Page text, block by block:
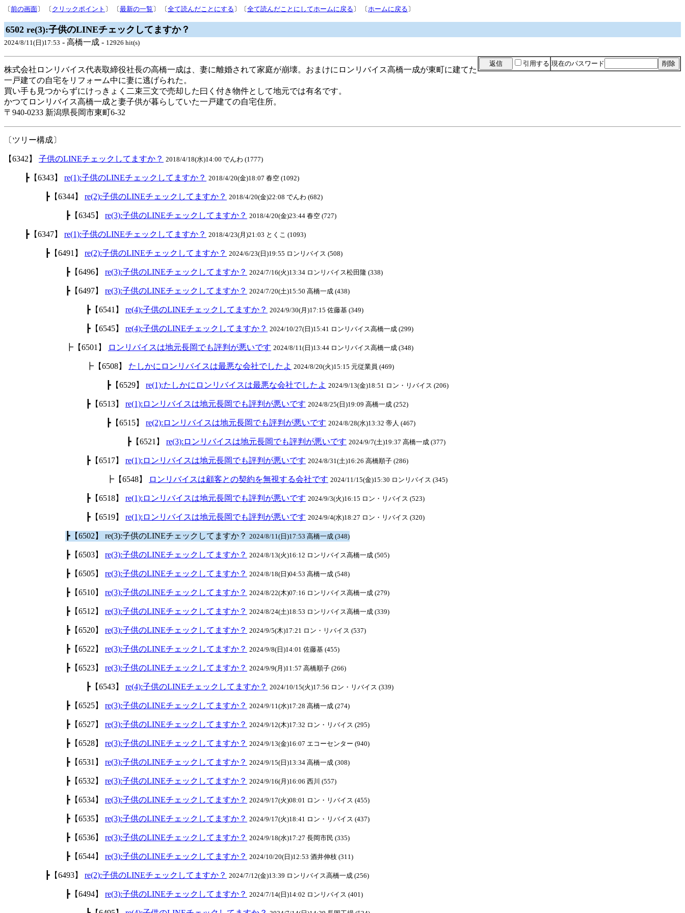
〔前の画面〕 〔 クリックポイント 〕 〔最新の一覧 〕 〔全て読んだことにする 〕〔全て読んだことにしてホームに戻る 〕 〔ホームに戻る 〕
6502 re(3):子供のLINEチェックしてますか？
2024/8/11(日)17:53 - 高橋一成 - 12926 hit(s)
引用する 現在のパスワード
株式会社ロンリバイス代表取締役社長の高橋一成は、妻に離婚されて家庭が崩壊。おまけにロンリバイス高橋一成が東町に建てた
一戸建ての自宅をリフォーム中に妻に逃げられた。
買い手も見つからずにけっきょく二束三文で売却した曰く付き物件として地元では有名です。
かつてロンリバイス高橋一成と妻子供が暮らしていた一戸建ての自宅住所。
〒940-0233 新潟県長岡市東町6-32
〔ツリー構成〕
【6342】 子供のLINEチェックしてますか？ 2018/4/18(水)14:00 でんわ (1777)
┣【6343】 re(1):子供のLINEチェックしてますか？ 2018/4/20(金)18:07 春空 (1092)
┣【6344】 re(2):子供のLINEチェックしてますか？ 2018/4/20(金)22:08 でんわ (682)
┣【6345】 re(3):子供のLINEチェックしてますか？ 2018/4/20(金)23:44 春空 (727)
┣【6347】 re(1):子供のLINEチェックしてますか？ 2018/4/23(月)21:03 とくこ (1093)
┣【6491】 re(2):子供のLINEチェックしてますか？ 2024/6/23(日)19:55 ロンリバイス (508)
┣【6496】 re(3):子供のLINEチェックしてますか？ 2024/7/16(火)13:34 ロンリバイス松田隆 (338)
┣【6497】 re(3):子供のLINEチェックしてますか？ 2024/7/20(土)15:50 高橋一成 (438)
┣【6541】 re(4):子供のLINEチェックしてますか？ 2024/9/30(月)17:15 佐藤基 (349)
┣【6545】 re(4):子供のLINEチェックしてますか？ 2024/10/27(日)15:41 ロンリバイス高橋一成 (299)
┣【6501】 ロンリバイスは地元長岡でも評判が悪いです 2024/8/11(日)13:44 ロンリバイス高橋一成 (348)
┣【6508】 たしかにロンリバイスは最悪な会社でしたよ 2024/8/20(火)15:15 元従業員 (469)
┣【6529】 re(1):たしかにロンリバイスは最悪な会社でしたよ 2024/9/13(金)18:51 ロン・リバイス (206)
┣【6513】 re(1):ロンリバイスは地元長岡でも評判が悪いです 2024/8/25(日)19:09 高橋一成 (252)
┣【6515】 re(2):ロンリバイスは地元長岡でも評判が悪いです 2024/8/28(水)13:32 帝人 (467)
┣【6521】 re(3):ロンリバイスは地元長岡でも評判が悪いです 2024/9/7(土)19:37 高橋一成 (377)
┣【6517】 re(1):ロンリバイスは地元長岡でも評判が悪いです 2024/8/31(土)16:26 高橋順子 (286)
┣【6548】 ロンリバイスは顧客との契約を無視する会社です 2024/11/15(金)15:30 ロンリバイス (345)
┣【6518】 re(1):ロンリバイスは地元長岡でも評判が悪いです 2024/9/3(火)16:15 ロン・リバイス (523)
┣【6519】 re(1):ロンリバイスは地元長岡でも評判が悪いです 2024/9/4(水)18:27 ロン・リバイス (320)
┣【6502】 re(3):子供のLINEチェックしてますか？ 2024/8/11(日)17:53 高橋一成 (348)
┣【6503】 re(3):子供のLINEチェックしてますか？ 2024/8/13(火)16:12 ロンリバイス高橋一成 (505)
┣【6505】 re(3):子供のLINEチェックしてますか？ 2024/8/18(日)04:53 高橋一成 (548)
┣【6510】 re(3):子供のLINEチェックしてますか？ 2024/8/22(木)07:16 ロンリバイス高橋一成 (279)
┣【6512】 re(3):子供のLINEチェックしてますか？ 2024/8/24(土)18:53 ロンリバイス高橋一成 (339)
┣【6520】 re(3):子供のLINEチェックしてますか？ 2024/9/5(木)17:21 ロン・リバイス (537)
┣【6522】 re(3):子供のLINEチェックしてますか？ 2024/9/8(日)14:01 佐藤基 (455)
┣【6523】 re(3):子供のLINEチェックしてますか？ 2024/9/9(月)11:57 高橋順子 (266)
┣【6543】 re(4):子供のLINEチェックしてますか？ 2024/10/15(火)17:56 ロン・リバイス (339)
┣【6525】 re(3):子供のLINEチェックしてますか？ 2024/9/11(水)17:28 高橋一成 (274)
┣【6527】 re(3):子供のLINEチェックしてますか？ 2024/9/12(木)17:32 ロン・リバイス (295)
┣【6528】 re(3):子供のLINEチェックしてますか？ 2024/9/13(金)16:07 エコーセンター (940)
┣【6531】 re(3):子供のLINEチェックしてますか？ 2024/9/15(日)13:34 高橋一成 (308)
┣【6532】 re(3):子供のLINEチェックしてますか？ 2024/9/16(月)16:06 西川 (557)
┣【6534】 re(3):子供のLINEチェックしてますか？ 2024/9/17(火)08:01 ロン・リバイス (455)
┣【6535】 re(3):子供のLINEチェックしてますか？ 2024/9/17(火)18:41 ロン・リバイス (437)
┣【6536】 re(3):子供のLINEチェックしてますか？ 2024/9/18(水)17:27 長岡市民 (335)
┣【6544】 re(3):子供のLINEチェックしてますか？ 2024/10/20(日)12:53 酒井伸枝 (311)
┣【6493】 re(2):子供のLINEチェックしてますか？ 2024/7/12(金)13:39 ロンリバイス高橋一成 (256)
┣【6494】 re(3):子供のLINEチェックしてますか？ 2024/7/14(日)14:02 ロンリバイス (401)